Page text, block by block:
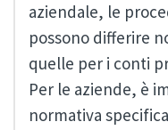
aziendale, le
possono differire
quelle per i conti
Per le aziende, è
normativa